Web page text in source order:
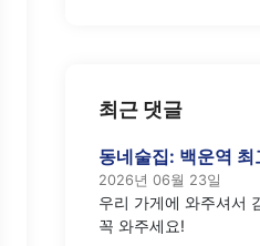
최근 댓글
동네술집: 백운역 최
2026년 06월 23일
우리 가게에 와주셔서
꼭 와주세요!